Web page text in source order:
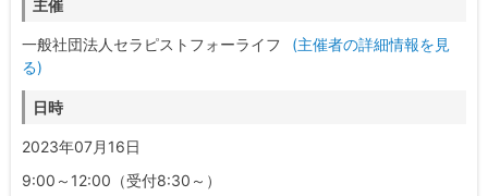
主催
一般社団法人セラピストフォーライフ
(主催者の詳細情報を見
る)
日時
2023年07月16日
9:00～12:00（受付8:30～）